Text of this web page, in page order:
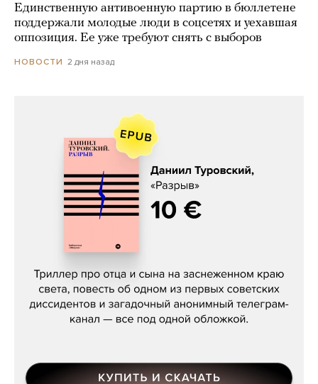
Единственную антивоенную партию в бюллетене
поддержали молодые люди в соцсетях и уехавшая
оппозиция. Ее уже требуют снять с выборов
НОВОСТИ 2 дня назад
Даниил Туровский, «Разрыв»